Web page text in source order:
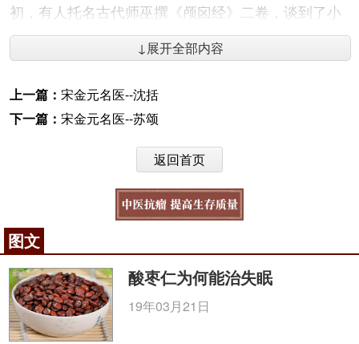
初，有人托名古代师巫撰《颅囟经》二卷，谈到了小
儿脉法，病证诊断和惊痫、疳痢、火丹（即丹毒）、
杂证等的治疗方法。钱乙对这部书反复研究，深有启
经》的“小儿纯阳”之说的启示，结合自己的临床实践
在张仲景总结的辨证施治的基础上，摸索出一套适应
小儿用的“五脏辨证”法。因此，阎季忠对他“治小儿该
括古今，又多自得”。
钱乙学习时，“不名一师”，善于化裁古方，创制
六味地黄丸。由熟地黄、
萸、茯苓
略》所载的崔氏八味丸，即八味肾气丸（干地黄、山
茱萸、薯蓣、泽泻、丹皮、茯苓、桂枝、附子
减化裁，作六味地黄丸，用来当作幼科补剂。这对后
世倡导养阴者起了一定的启发作用。如金元四大家之
↓展开全部内容
上一篇： 宋金元名医--沈括
下一篇： 宋金元名医--苏颂
返回首页
图文
酸枣仁为何能治失眠
19年03月21日